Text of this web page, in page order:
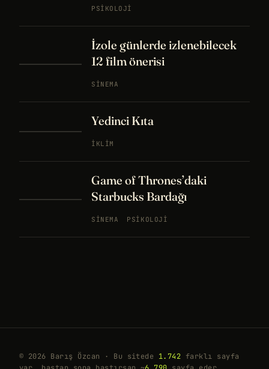
PSIKOLOJI
İzole günlerde izlenebilecek
12 film önerisi
SINEMA
Yedinci Kıta
İKLIM
Game of Thrones’daki
Starbucks Bardağı
SINEMA PSIKOLOJI
© 2026 Barış Özcan · Bu sitede 1.742 farklı sayfa